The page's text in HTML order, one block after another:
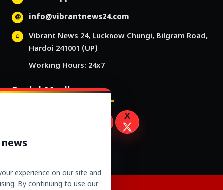
info@vibrantnews24.com
Vibrant News 24, Lucknow Chungi, Bilgram Road,
Hardoi 241001 (UP)
Working Hours: 24x7
Social Media
experience on our site and
By continuing to use our